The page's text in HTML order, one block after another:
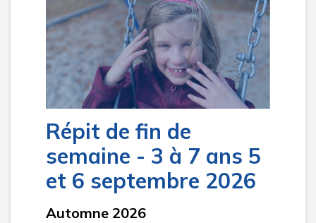
Répit de fin de
semaine - 3 à 7 ans 5
et 6 septembre 2026
Automne 2026